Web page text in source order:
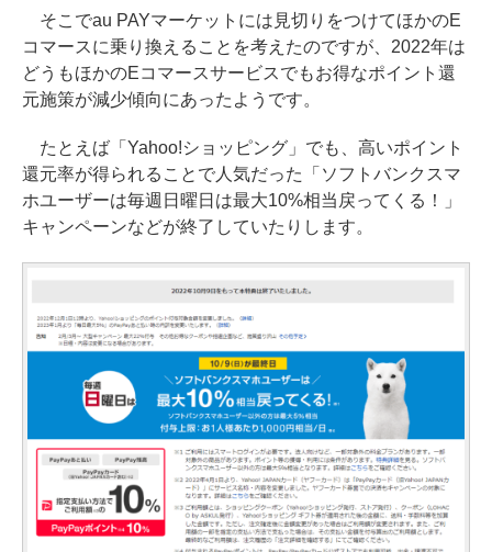
そこでau PAYマーケットには見切りをつけてほかのE
コマースに乗り換えることを考えたのですが、2022年は
どうもほかのEコマースサービスでもお得なポイント還
元施策が減少傾向にあったようです。
たとえば「Yahoo!ショッピング」でも、高いポイント
還元率が得られることで人気だった「ソフトバンクスマ
ホユーザーは毎週日曜日は最大10%相当戻ってくる！」
キャンペーンなどが終了していたりします。